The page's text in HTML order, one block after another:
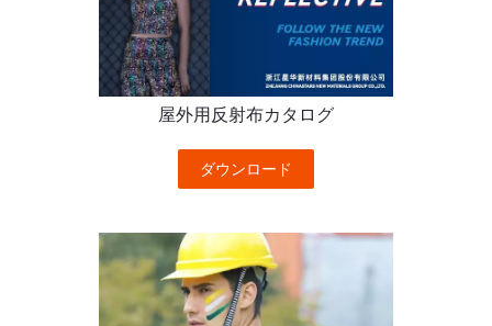
屋外用反射布カタログ
ダウンロード